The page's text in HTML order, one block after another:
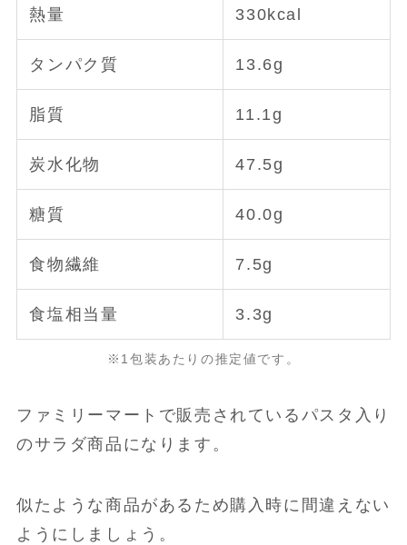
熱量 330kcal
タンパク質 13.6g
脂質 11.1g
炭水化物 47.5g
糖質 40.0g
食物繊維 7.5g
食塩相当量 3.3g
※1包装あたりの推定値です。
ファミリーマートで販売されているパスタ入り
のサラダ商品になります。
似たような商品があるため購入時に間違えない
ようにしましょう。